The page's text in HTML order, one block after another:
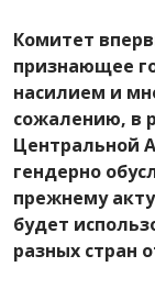
Комитет
признающее
насилием и
сожалению, в
Центральной
гендерно
прежнему
будет
разных стран